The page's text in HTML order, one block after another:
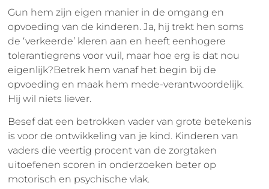
Gun hem zijn eigen manier in de omgang en
opvoeding van de kinderen. Ja, hij trekt hen soms
de ‘verkeerde’ kleren aan en heeft eenhogere
tolerantiegrens voor vuil, maar hoe erg is dat nou
eigenlijk?Betrek hem vanaf het begin bij de
opvoeding en maak hem mede-verantwoordelijk.
Hij wil niets liever.
Besef dat een betrokken vader van grote betekenis
is voor de ontwikkeling van je kind. Kinderen van
vaders die veertig procent van de zorgtaken
uitoefenen scoren in onderzoeken beter op
motorisch en psychische vlak.